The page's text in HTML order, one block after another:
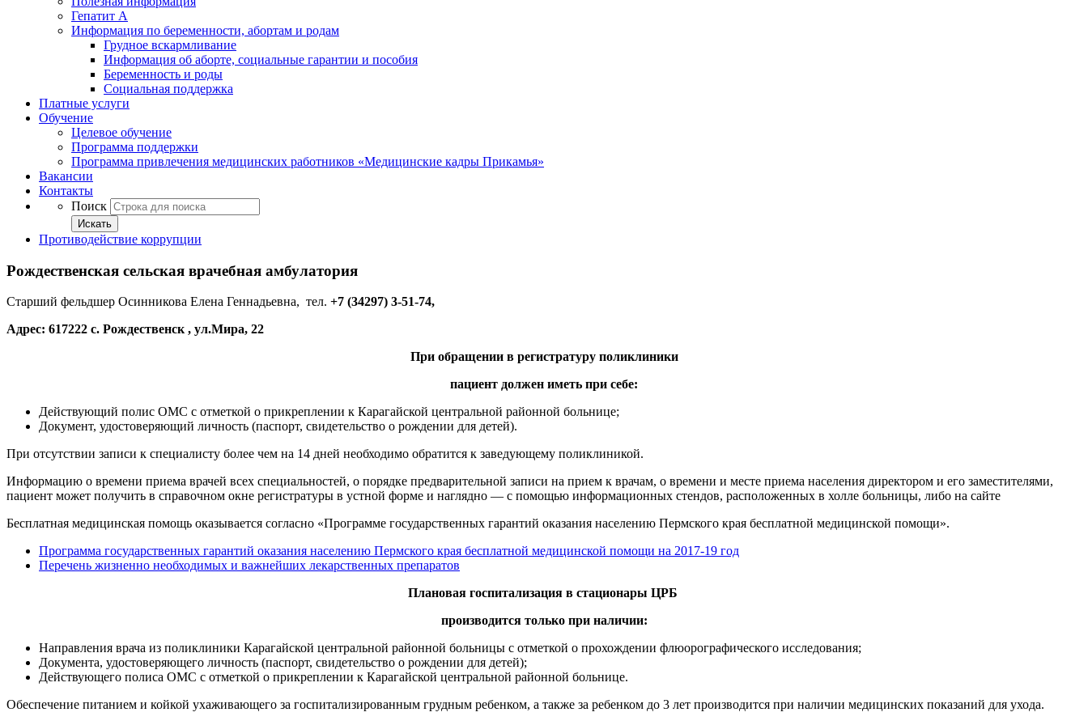
Гепатит А
Информация по беременности, абортам и родам
Грудное вскармливание
Информация об аборте, социальные гарантии и пособия
Беременность и роды
Социальная поддержка
Платные услуги
Обучение
Целевое обучение
Программа поддержки
Программа привлечения медицинских работников «Медицинские кадры Прикамья»
Вакансии
Контакты
Поиск
Искать
Противодействие коррупции
Рождественская сельская врачебная амбулатория
Старший фельдшер Осинникова Елена Геннадьевна, тел. +7 (34297) 3-51-74,
Адрес: 617222 с. Рождественск , ул.Мира, 22
При обращении в регистратуру поликлиники
пациент должен иметь при себе:
Действующий полис ОМС с отметкой о прикреплении к Карагайской центральной районной больнице;
Документ, удостоверяющий личность (паспорт, свидетельство о рождении для детей).
При отсутствии записи к специалисту более чем на 14 дней необходимо обратится к заведующему поликлиникой.
Информацию о времени приема врачей всех специальностей, о порядке предварительной записи на прием к врачам, о времени и месте приема населения директором и его заместителями,
пациент может получить в справочном окне регистратуры в устной форме и наглядно — с помощью информационных стендов, расположенных в холле больницы, либо на сайте
Бесплатная медицинская помощь оказывается согласно «Программе государственных гарантий оказания населению Пермского края бесплатной медицинской помощи».
Программа государственных гарантий оказания населению Пермского края бесплатной медицинской помощи на 2017-19 год
Перечень жизненно необходимых и важнейших лекарственных препаратов
Плановая госпитализация в стационары ЦРБ
производится только при наличии:
Направления врача из поликлиники Карагайской центральной районной больницы с отметкой о прохождении флюорографического исследования;
Документа, удостоверяющего личность (паспорт, свидетельство о рождении для детей);
Действующего полиса ОМС с отметкой о прикреплении к Карагайской центральной районной больнице.
Обеспечение питанием и койкой ухаживающего за госпитализированным грудным ребенком, а также за ребенком до 3 лет производится при наличии медицинских показаний для ухода.